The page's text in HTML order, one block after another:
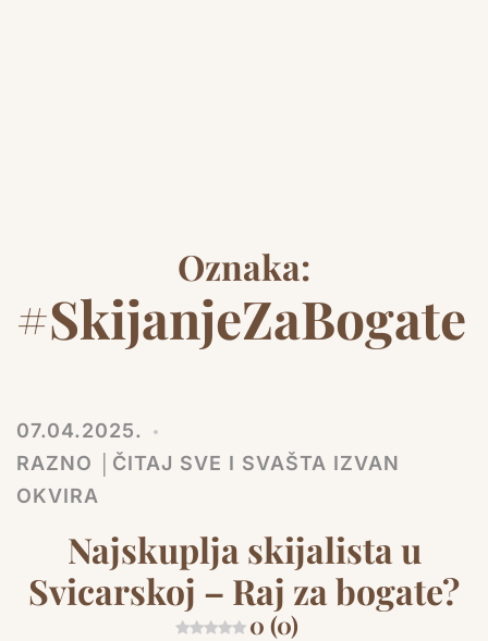
Oznaka:
#SkijanjeZaBogate
07.04.2025.
RAZNO │ČITAJ SVE I SVAŠTA IZVAN
OKVIRA
Najskuplja skijalista u
Svicarskoj – Raj za bogate?
0 (0)